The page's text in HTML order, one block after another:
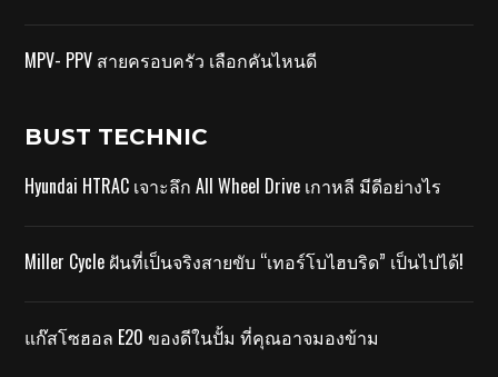
MPV- PPV สายครอบครัว เลือกคันไหนดี
BUST TECHNIC
Hyundai HTRAC เจาะลึก All Wheel Drive เกาหลี มีดีอย่างไร
Miller Cycle ฝันที่เป็นจริงสายขับ “เทอร์โบไฮบริด” เป็นไปได้!
แก๊สโซฮอล E20 ของดีในปั้ม ที่คุณอาจมองข้าม